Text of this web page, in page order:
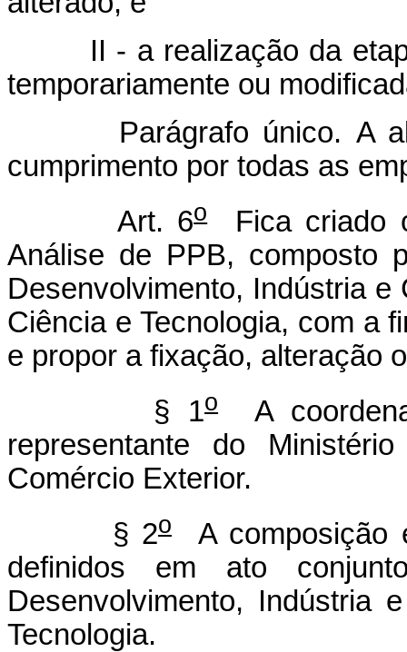
II - a realização da etapa
temporariamente ou
Parágrafo único. A
cumprimento por todas as
Art. 6oFica criado o
Análise de PPB, composto
Desenvolvimento, Indústria
Ciência e Tecnologia, com a
e propor a fixação, alteração
§ 1o
A
representante do
Comércio Exterior.
§ 2o
A composição
definidos em ato
Desenvolvimento, Indústria
Tecnologia.